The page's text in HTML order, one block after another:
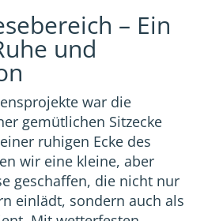
– Ein
und
war die
gemütlichen Sitzecke
ruhigen Ecke des
wir eine kleine, aber
geschaffen, die nicht nur
einlädt, sondern auch als